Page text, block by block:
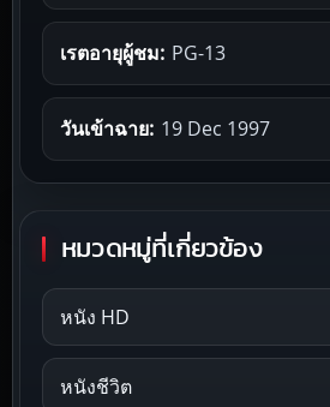
เรตอายุผู้ชม: PG-13
วันเข้าฉาย: 19 Dec 1997
หมวดหมู่ที่เกี่ยวข้อง
หนัง HD
หนังชีวิต